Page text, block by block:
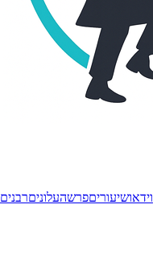
וידאושיעוריםפרשהעלוניםרבנים